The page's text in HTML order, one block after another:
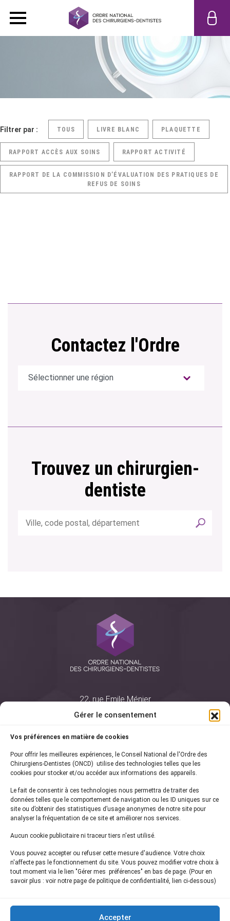
Gérer le consentement
Vos préférences en matière de cookies
Pour offrir les meilleures expériences, le Conseil National de l'Ordre des
Chirurgiens-Dentistes (ONCD) utilise des technologies telles que les
cookies pour stocker et/ou accéder aux informations des appareils.
Le fait de consentir à ces technologies nous permettra de traiter des
données telles que le comportement de navigation ou les ID uniques sur ce
site ou d’obtenir des statistiques d’usage anonymes de notre site pour
analyser la fréquentation de ce site et améliorer nos services.
Aucun cookie publicitaire ni traceur tiers n'est utilisé.
Vous pouvez accepter ou refuser cette mesure d'audience. Votre choix
n'affecte pas le fonctionnement du site. Vous pouvez modifier votre choix à
tout moment via le lien "Gérer mes préférences" en bas de page. (Pour en
savoir plus : voir notre page de politique de confidentialité, lien ci-dessous)
Accepter
Filtrer par : TOUS LIVRE BLANC PLAQUETTE
RAPPORT ACCÈS AUX SOINS RAPPORT ACTIVITÉ
RAPPORT DE LA COMMISSION D’ÉVALUATION DES PRATIQUES DE
REFUS DE SOINS
Contactez l'Ordre
Trouvez un chirurgien-
dentiste
22, rue Emile Ménier
75761 Paris Cedex 16
01 44 34 78 80
courrier@oncd.org
Actualités
Presse
Informations légales
Plan du site
Inscrivez-vous à notrenewsletter